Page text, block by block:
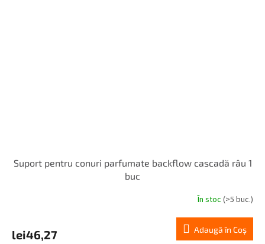
Suport pentru conuri parfumate backflow cascadă râu 1
buc
În stoc (>5 buc.)
lei46,27 Adaugă în Coş